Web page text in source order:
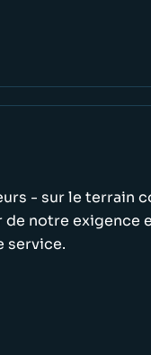
- sur le terrain
notre exigence
service.